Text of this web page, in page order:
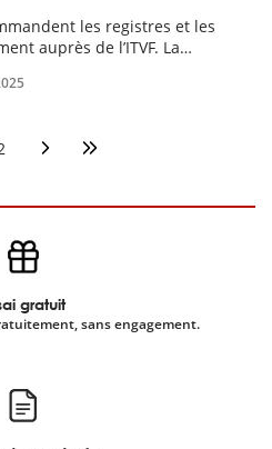
les registres et les
auprès de l’ITVF. La
base d’un découpage
Page Page suivanteDernière page
gratuit
sans engagement.